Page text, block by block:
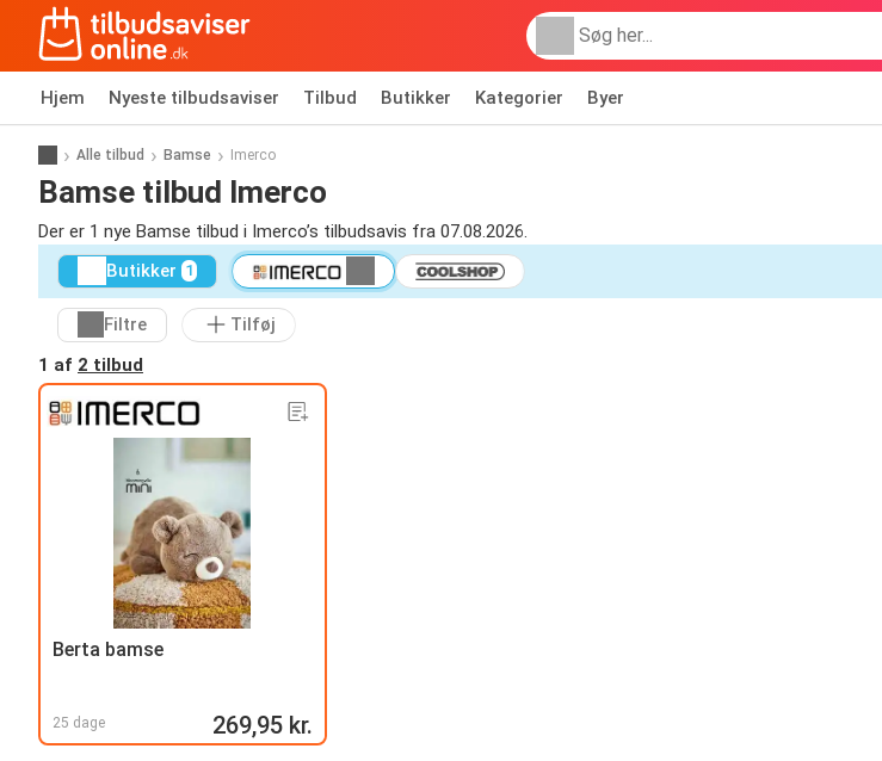
Hjem Nyeste tilbudsaviser Tilbud Butikker Kategorier Byer
Alle tilbud Bamse Imerco
Bamse tilbud Imerco
Der er 1 nye Bamse tilbud i Imerco’s tilbudsavis fra 07.08.2026.
Butikker 1
Filtre
Tilføj
1 af 2 tilbud
Berta bamse
25 dage 269,95 kr.